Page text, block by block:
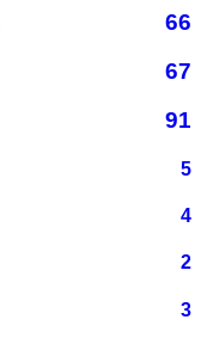
66
67
91
5
4
2
3